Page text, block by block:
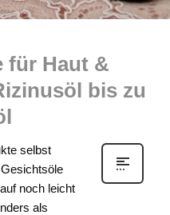
für Haut &
bis zu
selbst
noch leicht
als